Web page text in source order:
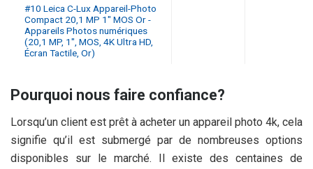
#10 Leica C-Lux Appareil-Photo
Compact 20,1 MP 1″ MOS Or -
Appareils Photos numériques
(20,1 MP, 1″, MOS, 4K Ultra HD,
Écran Tactile, Or)
Pourquoi nous faire confiance?
Lorsqu’un client est prêt à acheter un appareil photo 4k, cela
signifie qu’il est submergé par de nombreuses options
disponibles sur le marché. Il existe des centaines de